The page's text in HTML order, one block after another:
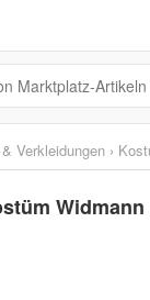
Verkleidungen ›
Widmann